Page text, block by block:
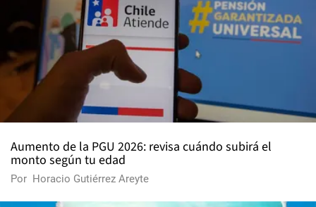
Aumento de la PGU 2026: revisa cuándo subirá el
monto según tu edad
Por Horacio Gutiérrez Areyte